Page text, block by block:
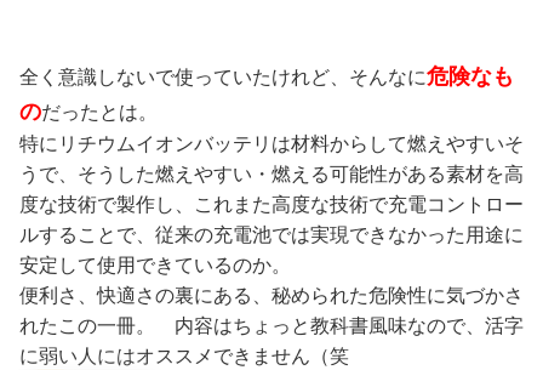
全く意識しないで使っていたけれど、そんなに危険なも
のだったとは。
特にリチウムイオンバッテリは材料からして燃えやすいそ
うで、そうした燃えやすい・燃える可能性がある素材を高
度な技術で製作し、これまた高度な技術で充電コントロー
ルすることで、従来の充電池では実現できなかった用途に
安定して使用できているのか。
便利さ、快適さの裏にある、秘められた危険性に気づかさ
れたこの一冊。 内容はちょっと教科書風味なので、活字
に弱い人にはオススメできません（笑